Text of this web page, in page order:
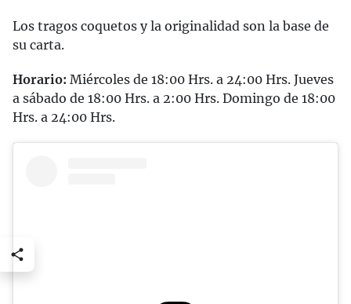
Los tragos coquetos y la originalidad son la base de
su carta.
Horario: Miércoles de 18:00 Hrs. a 24:00 Hrs. Jueves
a sábado de 18:00 Hrs. a 2:00 Hrs. Domingo de 18:00
Hrs. a 24:00 Hrs.